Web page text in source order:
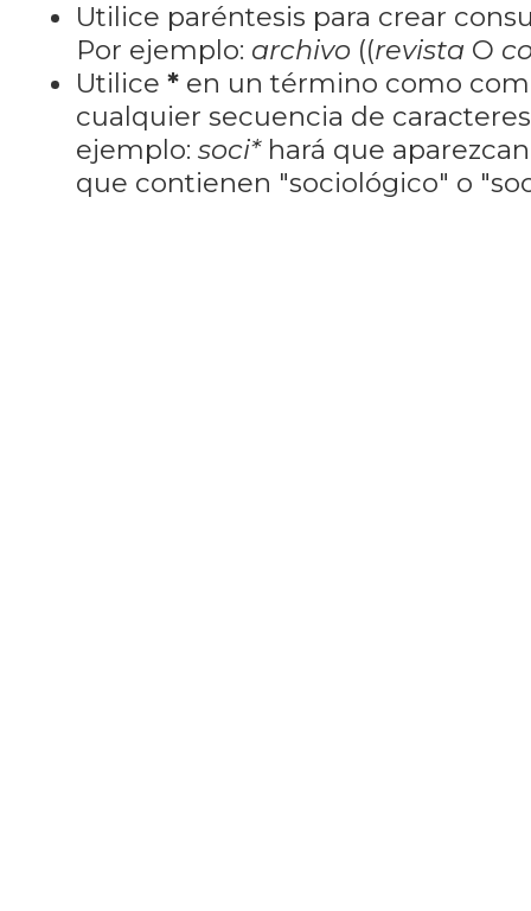
Utilice paréntesis para crear
Por ejemplo: archivo ((revista O
Utilice *en un término como
cualquier secuencia de
ejemplo: soci*hará que
que contienen "sociológico" o